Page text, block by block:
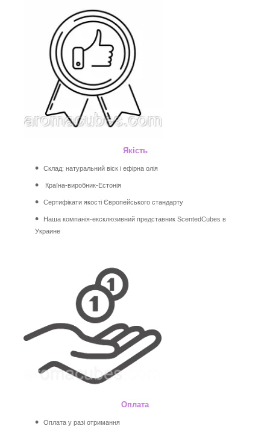
Якість
Склад: натуральний віск і ефірна олія
Країна-виробник-Естонія
Сертифікати якості Європейського стандарту
Наша компанія-ексклюзивний представник ScentedCubes в
Украине
Оплата
Оплата у разі отримання